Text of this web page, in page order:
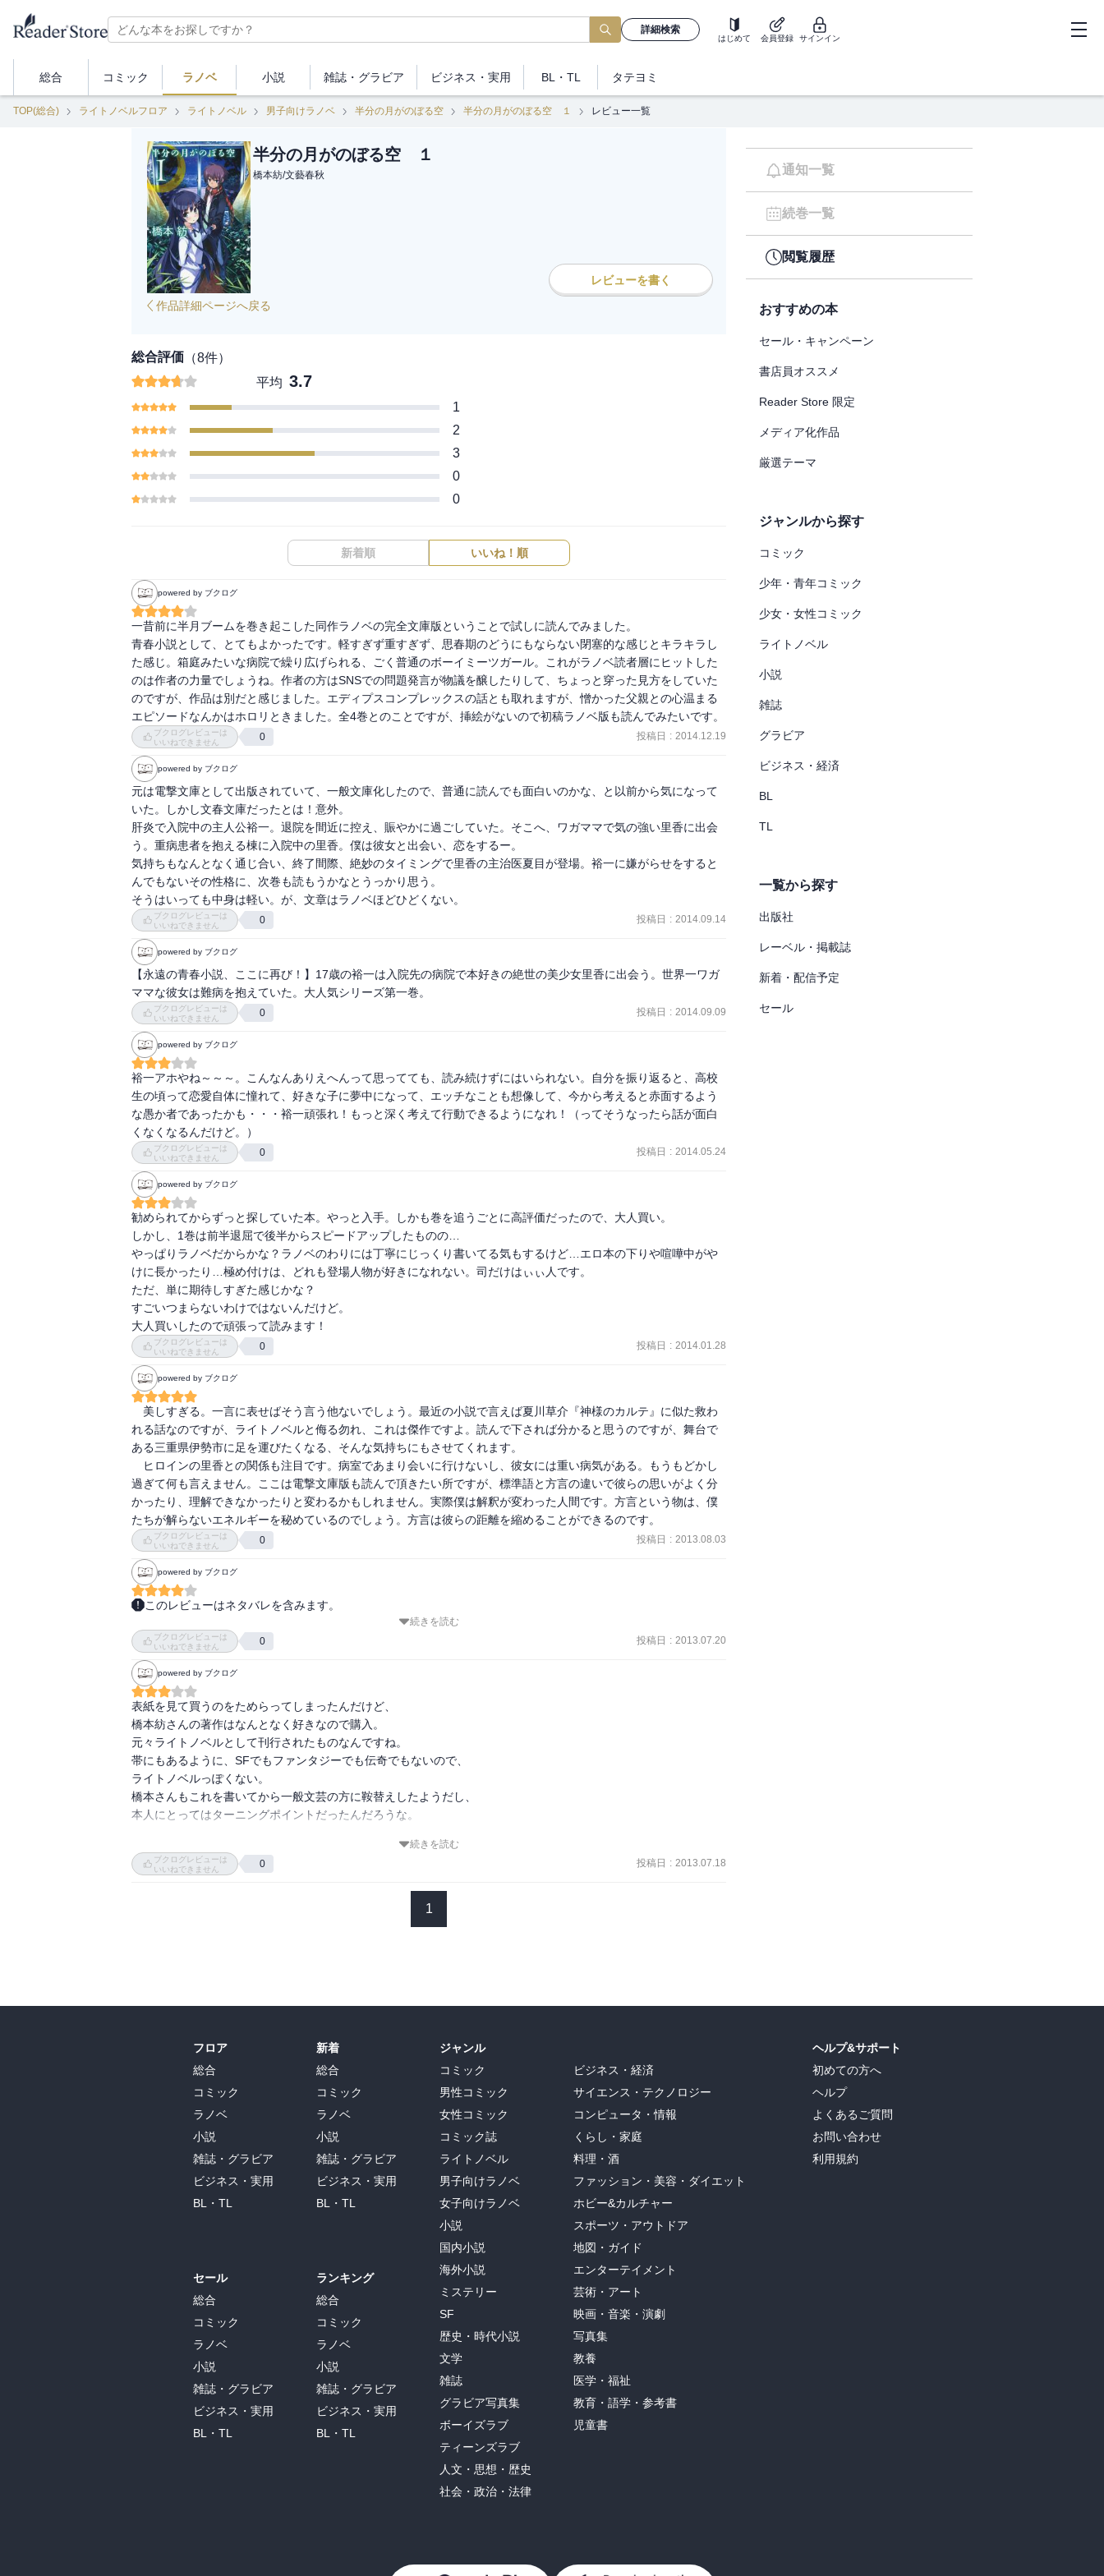
詳細検索
はじめて 会員登録 サインイン
総合 コミック ラノベ 小説 雑誌・ グラビア ビジネス ・実用 BL・TL タテヨミ
TOP(総合) ライトノベルフロア ライトノベル 男子向けラノベ 半分の月がのぼる空 半分の月がのぼる空 １ レビュー一覧
半分の月がのぼる空 １
橋本紡/文藝春秋
レビューを書く
作品詳細ページへ戻る
総合評価 （8件）
平均 3.7
1
2
3
0
0
新着順 いいね！順
powered by ブクログ
一昔前に半月ブームを巻き起こした同作ラノベの完全文庫版ということで試しに読んでみました。
青春小説として、とてもよかったです。軽すぎず重すぎず、思春期のどうにもならない閉塞的な感じとキラキラし
た感じ。箱庭みたいな病院で繰り広げられる、ごく普通のボーイミーツガール。これがラノベ読者層にヒットした
のは作者の力量でしょうね。作者の方はSNSでの問題発言が物議を醸したりして、ちょっと穿った見方をしていた
のですが、作品は別だと感じました。エディプスコンプレックスの話とも取れますが、憎かった父親との心温まる
エピソードなんかはホロリときました。全4巻とのことですが、挿絵がないので初稿ラノベ版も読んでみたいです。
ブクログレビューは
いいねできません
0 投稿日 : 2014.12.19
powered by ブクログ
元は電撃文庫として出版されていて、一般文庫化したので、普通に読んでも面白いのかな、と以前から気になって
いた。しかし文春文庫だったとは！意外。
肝炎で入院中の主人公裕一。退院を間近に控え、賑やかに過ごしていた。そこへ、ワガママで気の強い里香に出会
う。重病患者を抱える棟に入院中の里香。僕は彼女と出会い、恋をするー。
気持ちもなんとなく通じ合い、終了間際、絶妙のタイミングで里香の主治医夏目が登場。裕一に嫌がらせをすると
んでもないその性格に、次巻も読もうかなとうっかり思う。
そうはいっても中身は軽い。が、文章はラノベほどひどくない。
ブクログレビューは
いいねできません
0 投稿日 : 2014.09.14
powered by ブクログ
【永遠の青春小説、ここに再び！】17歳の裕一は入院先の病院で本好きの絶世の美少女里香に出会う。世界一ワガ
ママな彼女は難病を抱えていた。大人気シリーズ第一巻。
ブクログレビューは
いいねできません
0 投稿日 : 2014.09.09
powered by ブクログ
裕一アホやね～～～。こんなんありえへんって思ってても、読み続けずにはいられない。自分を振り返ると、高校
生の頃って恋愛自体に憧れて、好きな子に夢中になって、エッチなことも想像して、今から考えると赤面するよう
な愚か者であったかも・・・裕一頑張れ！もっと深く考えて行動できるようになれ！（ってそうなったら話が面白
くなくなるんだけど。）
ブクログレビューは
いいねできません
0 投稿日 : 2014.05.24
powered by ブクログ
勧められてからずっと探していた本。やっと入手。しかも巻を追うごとに高評価だったので、大人買い。
しかし、1巻は前半退屈で後半からスピードアップしたものの…
やっぱりラノベだからかな？ラノベのわりには丁寧にじっくり書いてる気もするけど…エロ本の下りや喧嘩中がや
けに長かったり…極め付けは、どれも登場人物が好きになれない。司だけはぃぃ人です。
ただ、単に期待しすぎた感じかな？
すごいつまらないわけではないんだけど。
大人買いしたので頑張って読みます！
ブクログレビューは
いいねできません
0 投稿日 : 2014.01.28
powered by ブクログ
美しすぎる。一言に表せばそう言う他ないでしょう。最近の小説で言えば夏川草介『神様のカルテ』に似た救わ
れる話なのですが、ライトノベルと侮る勿れ、これは傑作ですよ。読んで下されば分かると思うのですが、舞台で
ある三重県伊勢市に足を運びたくなる、そんな気持ちにもさせてくれます。
ヒロインの里香との関係も注目です。病室であまり会いに行けないし、彼女には重い病気がある。もうもどかし
過ぎて何も言えません。ここは電撃文庫版も読んで頂きたい所ですが、標準語と方言の違いで彼らの思いがよく分
かったり、理解できなかったりと変わるかもしれません。実際僕は解釈が変わった人間です。方言という物は、僕
たちが解らないエネルギーを秘めているのでしょう。方言は彼らの距離を縮めることができるのです。
ブクログレビューは
いいねできません
0 投稿日 : 2013.08.03
powered by ブクログ
このレビューはネタバレを含みます。
新聞の紹介記事(装丁買いのコラムで紹介)がきっかけで読んでみました。
ラノベとしてヒット後、改稿された単行本をもとにして再文庫化した作品とのこと。
もともとがラノベだけに気楽に読めました。
ヒロインの里香は心臓病で長期入院しており、死が隣人の状態です。主人公の裕一は個人的にはヘタレだと思いま
すが、愛すべきキャラクターです。
しかし、主人公の裕一は無茶しすぎです。肝炎で入院中なのに病院を抜け出すし、雨に打たれて風邪ひいて高熱を
出す始末。
夏目医師はなにか哀しい過去があるようです。今後、明らかにされそう。
主人公の親友の司くん、看護師の亜希子さんがいい味だしてます。
続きを読む
ブクログレビューは
いいねできません
0 投稿日 : 2013.07.20
powered by ブクログ
表紙を見て買うのをためらってしまったんだけど、
橋本紡さんの著作はなんとなく好きなので購入。
元々ライトノベルとして刊行されたものなんですね。
帯にもあるように、SFでもファンタジーでも伝奇でもないので、
ライトノベルっぽくない。
橋本さんもこれを書いてから一般文芸の方に鞍替えしたようだし、
本人にとってはターニングポイントだったんだろうな。
三重県伊勢市のとある病院。急性肝炎で入院したものの、
さほど重症でもなく元気有り余る高校生、戎崎裕一が主人公。
タイトルからも分かるように、あくまでもシリーズの出だし。
今後どうなっていくのか、ちょっと期待。
続きを読む
ブクログレビューは
いいねできません
0 投稿日 : 2013.07.18
1
通知一覧
続巻一覧
閲覧履歴
おすすめの本
セール・キャンペーン
書店員オススメ
Reader Store 限定
メディア化作品
厳選テーマ
ジャンルから探す
コミック
少年・青年コミック
少女・女性コミック
ライトノベル
小説
雑誌
グラビア
ビジネス・経済
BL
TL
一覧から探す
出版社
レーベル・掲載誌
新着・配信予定
セール
フロア
総合
コミック
ラノベ
小説
雑誌・グラビア
ビジネス・実用
BL・TL
セール
総合
コミック
ラノベ
小説
雑誌・グラビア
ビジネス・実用
BL・TL
新着
総合
コミック
ラノベ
小説
雑誌・グラビア
ビジネス・実用
BL・TL
ランキング
総合
コミック
ラノベ
小説
雑誌・グラビア
ビジネス・実用
BL・TL
ジャンル
コミック
男性コミック
女性コミック
コミック誌
ライトノベル
男子向けラノベ
女子向けラノベ
小説
国内小説
海外小説
ミステリー
SF
歴史・時代小説
文学
雑誌
グラビア写真集
ボーイズラブ
ティーンズラブ
人文・思想・歴史
社会・政治・法律
ビジネス・経済
サイエンス・テクノロジー
コンピュータ・情報
くらし・家庭
料理・酒
ファッション・美容・ダイエット
ホビー&カルチャー
スポーツ・アウトドア
地図・ガイド
エンターテイメント
芸術・アート
映画・音楽・演劇
写真集
教養
医学・福祉
教育・語学・参考書
児童書
ヘルプ&サポート
初めての方へ
ヘルプ
よくあるご質問
お問い合わせ
利用規約